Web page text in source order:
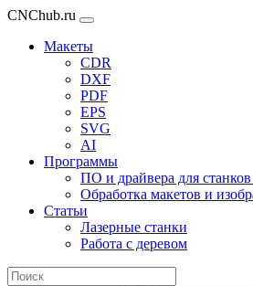
CNChub.ru
Макеты
CDR
DXF
PDF
EPS
SVG
AI
Программы
ПО и драйвера для
Обработка макетов и
Статьи
Лазерные станки
Работа с деревом